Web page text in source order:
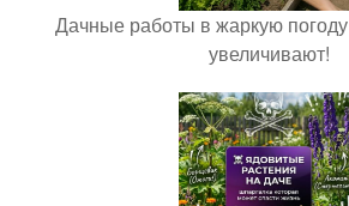
Дачные работы в жаркую
увеличивают!